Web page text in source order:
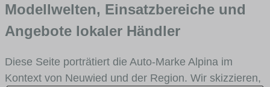
Modellwelten, Einsatzbereiche und
Angebote lokaler Händler
Diese Seite porträtiert die Auto-Marke Alpina im
Kontext von Neuwied und der Region. Wir skizzieren,